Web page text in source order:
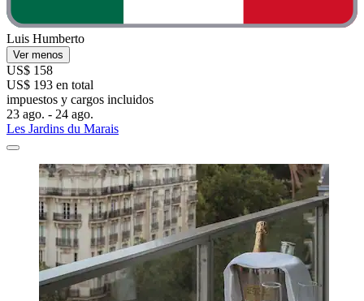
Luis Humberto
Ver menos
US$ 158
US$ 193 en total
impuestos y cargos incluidos
23 ago. - 24 ago.
Les Jardins du Marais